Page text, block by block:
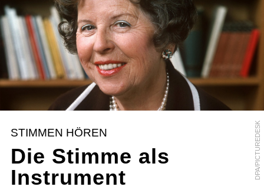
DPA/PICTUREDESK
STIMMEN HÖREN
Die Stimme als
Instrument